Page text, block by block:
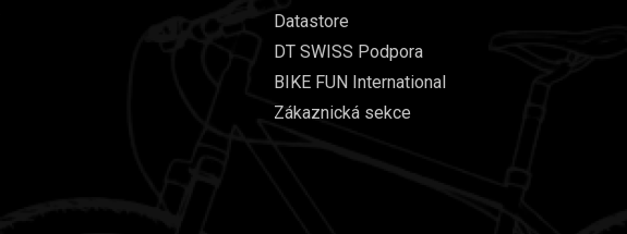
Datastore
DT SWISS Podpora
BIKE FUN International
Zákaznická sekce